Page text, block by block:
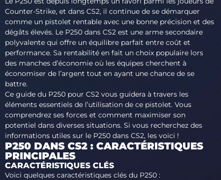
Counter-Strike, et dans CS2, il continue de se démarquer
comme un pistolet rentable avec une bonne précision et des
dégâts élevés. Le P250 dans CS2 est une arme secondaire
polyvalente qui offre un équilibre parfait entre coût et
performance. Sa rentabilité en fait un choix populaire lors
des manches d’économie où les équipes cherchent à
économiser de l’argent tout en ayant une chance de se
battre.
Ce guide du P250 pour CS2 vous guidera à travers les
éléments essentiels de l’utilisation de ce pistolet. Vous
comprendrez ses forces et comment maximiser son
potentiel dans diverses situations. Si vous recherchez des
informations utiles sur le P250 dans CS2, les voici !
P250 DANS CS2 : CARACTÉRISTIQUES
PRINCIPALES
CARACTÉRISTIQUES CLÉS
Voici quelques caractéristiques clés du P250 :